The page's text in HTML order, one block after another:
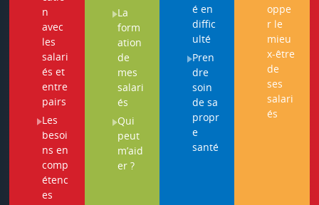
n
avec
les
salari
és et
entre
pairs
Les
besoi
ns en
comp
étenc
es
La
form
ation
de
mes
salari
és
Qui
peut
m’aid
er ?
é en
diffic
ulté
Pren
dre
soin
de sa
propr
e
santé
oppe
r le
mieu
x-être
de
ses
salari
és